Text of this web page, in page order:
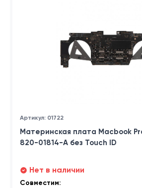
Артикул: 01722
Материнская плата Macbook
820-01814-A без Touch ID
Нет в наличии
Совместим: